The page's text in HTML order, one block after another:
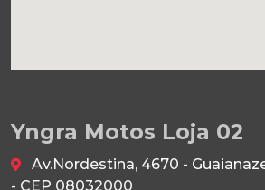
Yngra Motos Loja 02
Av.Nordestina, 4670 -
- CEP 08032000